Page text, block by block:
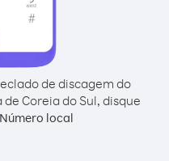
de discagem do
Coreia do Sul, disque
Número local